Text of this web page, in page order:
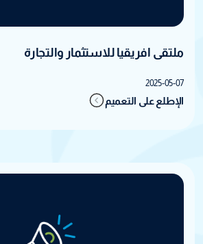
ملتقى افريقيا للاستثمار والتجارة
2025-05-07
الإطلع على التعميم